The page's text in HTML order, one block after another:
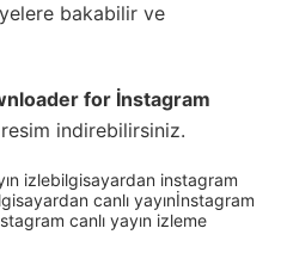
bakabilir ve
for İnstagram
indirebilirsiniz.
izlebilgisayardan instagram
canlı yayınİnstagram
canlı yayın izleme